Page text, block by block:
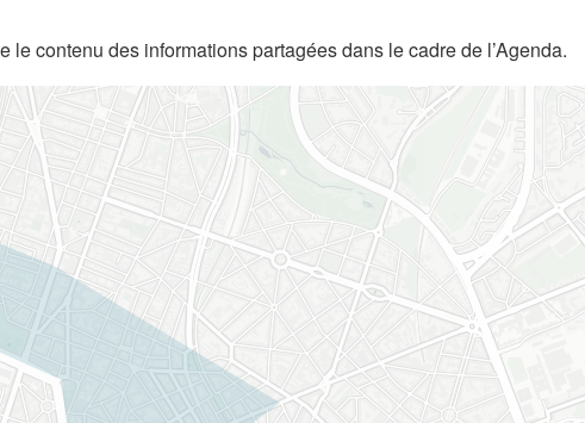
contenu des informations partagées dans le cadre de l’Agenda.